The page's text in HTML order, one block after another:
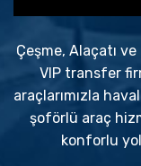
Çeşme, Alaçatı
VIP transfer
araçlarımızla
şoförlü araç
konforlu